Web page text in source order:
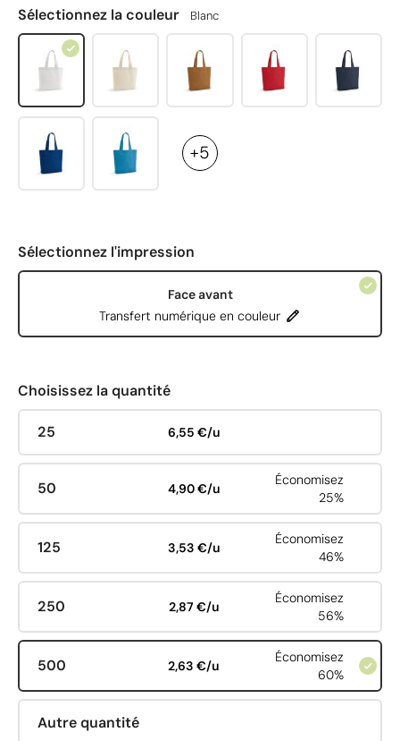
Sélectionnez la couleur Blanc
+5
Sélectionnez l'impression
Face avant
Transfert numérique en couleur
Choisissez la quantité
25 6,55 €/u
50 4,90 €/u
Économisez
25%
125 3,53 €/u
Économisez
46%
250 2,87 €/u
Économisez
56%
500 2,63 €/u
Économisez
60%
Autre quantité